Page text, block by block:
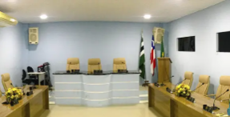
de ferramentas